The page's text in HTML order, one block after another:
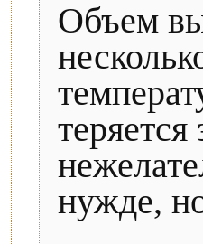
Объем
нужде,